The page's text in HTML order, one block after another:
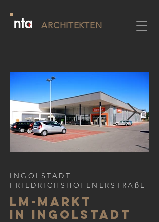
ARCHITEKTEN
nta
+
INGOLSTADT
FRIEDRICHSHOFENERSTRAßE
LM-MARKT
IN INGOLSTADT